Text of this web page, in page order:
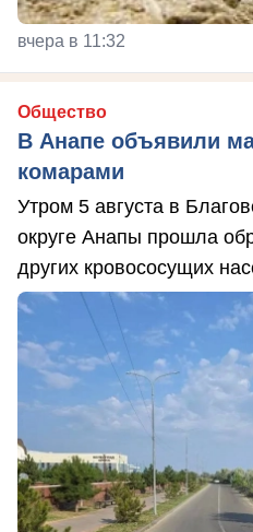
вчера в 11:32
Общество
В Анапе объявили
комарами
Утром 5 августа в
округе Анапы прошла
других кровососущих